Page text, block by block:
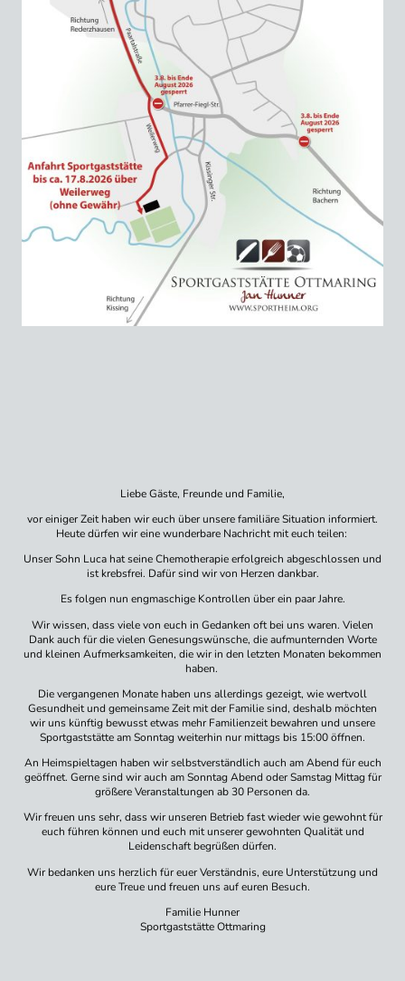
Liebe Gäste, Freunde und Familie,
vor einiger Zeit haben wir euch über unsere familiäre Situation informiert.
Heute dürfen wir eine wunderbare Nachricht mit euch teilen:
Unser Sohn Luca hat seine Chemotherapie erfolgreich abgeschlossen und
ist krebsfrei. Dafür sind wir von Herzen dankbar.
Es folgen nun engmaschige Kontrollen über ein paar Jahre.
Wir wissen, dass viele von euch in Gedanken oft bei uns waren. Vielen
Dank auch für die vielen Genesungswünsche, die aufmunternden Worte
und kleinen Aufmerksamkeiten, die wir in den letzten Monaten bekommen
haben.
Die vergangenen Monate haben uns allerdings gezeigt, wie wertvoll
Gesundheit und gemeinsame Zeit mit der Familie sind, deshalb möchten
wir uns künftig bewusst etwas mehr Familienzeit bewahren und unsere
Sportgaststätte am Sonntag weiterhin nur mittags bis 15:00 öffnen.
An Heimspieltagen haben wir selbstverständlich auch am Abend für euch
geöffnet. Gerne sind wir auch am Sonntag Abend oder Samstag Mittag für
größere Veranstaltungen ab 30 Personen da.
Wir freuen uns sehr, dass wir unseren Betrieb fast wieder wie gewohnt für
euch führen können und euch mit unserer gewohnten Qualität und
Leidenschaft begrüßen dürfen.
Wir bedanken uns herzlich für euer Verständnis, eure Unterstützung und
eure Treue und freuen uns auf euren Besuch.
Familie Hunner
Sportgaststätte Ottmaring